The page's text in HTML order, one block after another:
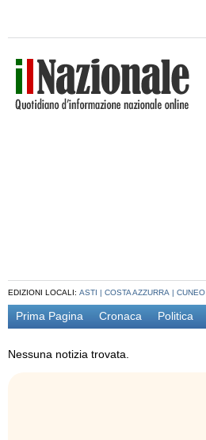
EDIZIONI LOCALI: ASTI | COSTA AZZURRA | CUNEO
Prima Pagina Cronaca Politica
Nessuna notizia trovata.